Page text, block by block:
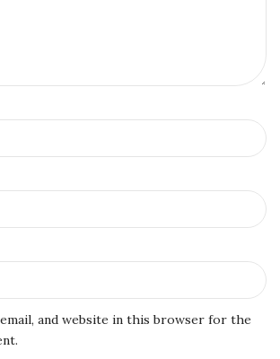
email, and website in this browser for the